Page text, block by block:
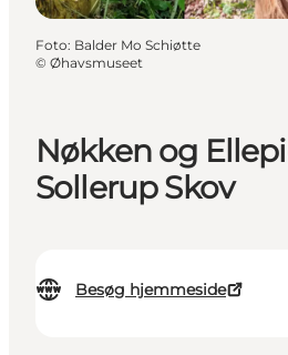
Nøkken og
Sollerup Skov
Besøg hjemmeside
Foto: Balder Mo Schiøtte
© Øhavsmuseet